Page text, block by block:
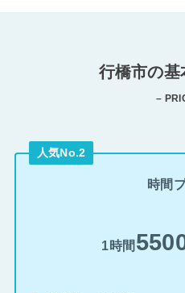
行橋市の基
–
人気No.2
時間
1時間